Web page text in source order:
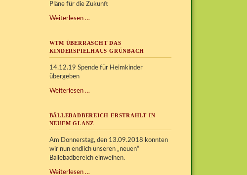
Pläne für die Zukunft
Weiterlesen …
WTM ÜBERRASCHT DAS
KINDERSPIELHAUS GRÜNBACH
14.12.19 Spende für Heimkinder
übergeben
Weiterlesen …
Kinderspielhaus
Grünbach
BÄLLEBADBEREICH ERSTRAHLT IN
NEUEM GLANZ
Am Donnerstag, den 13.09.2018 konnten
wir nun endlich unseren „neuen“
Bällebadbereich einweihen.
Weiterlesen …